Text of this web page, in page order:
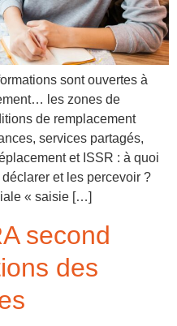
sont ouvertes à
les zones de
de remplacement
services partagés,
et ISSR : à quoi
et les percevoir ?
« saisie […]
second
des